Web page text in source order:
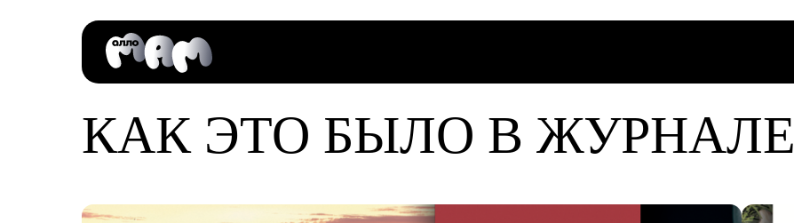
КАК ЭТО БЫЛО В ЖУРНАЛЕ